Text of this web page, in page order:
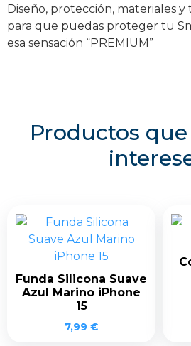
Diseño, protección, materiales y
para que puedas proteger tu
esa sensación “PREMIUM”
Productos
Funda Silicona Suave
Azul Marino iPhone
15
7,99 €